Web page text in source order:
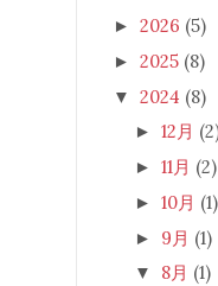
► 2026 (5)
► 2025 (8)
▼ 2024 (8)
► 12月
► 11月 (2)
► 10月 (1)
► 9月 (1)
▼ 8月 (1)